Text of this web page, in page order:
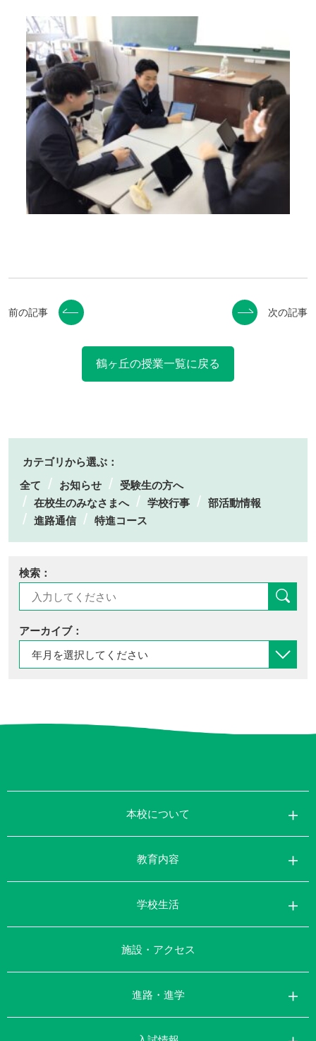
前の記事
鶴ヶ丘の授業一覧に戻る
次の記事
カテゴリから選ぶ：
全て
お知らせ
受験生の方へ
在校生のみなさまへ
学校行事
部活動情報
進路通信
特進コース
検索：
アーカイブ：
本校について
教育内容
学校生活
施設・アクセス
進路・進学